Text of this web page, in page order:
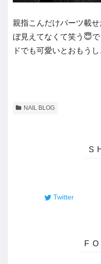
親指こんだけパーツ載
ぼ見えてなくて笑う😇
ドでも可愛いとおもう
NAIL BLOG
Twitter